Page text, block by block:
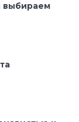
выбираем